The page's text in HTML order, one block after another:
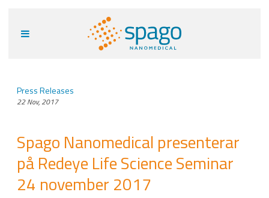
Press Releases
22 Nov, 2017
Spago Nanomedical presenterar
på Redeye Life Science Seminar
24 november 2017